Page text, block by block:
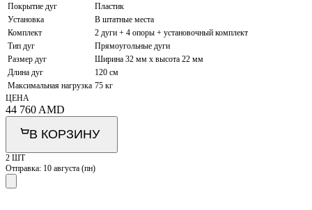
Покрытие дуг
Пластик
Установка
В штатные места
Комплект
2 дуги + 4 опоры + установочный комплект
Тип дуг
Прямоугольные дуги
Размер дуг
Ширина 32 мм х высота 22 мм
Длина дуг
120 см
Максимальная нагрузка 75 кг
ЦЕНА
44 760 AMD
В КОРЗИНУ
2 ШТ
Отправка: 10 августа (пн)